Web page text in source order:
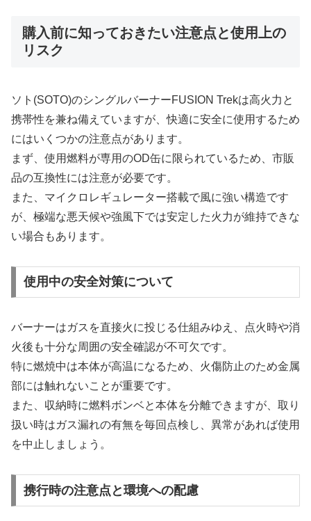
購入前に知っておきたい注意点と使用上の
リスク
ソト(SOTO)のシングルバーナーFUSION Trekは高火力と
携帯性を兼ね備えていますが、快適に安全に使用するため
にはいくつかの注意点があります。
まず、使用燃料が専用のOD缶に限られているため、市販
品の互換性には注意が必要です。
また、マイクロレギュレーター搭載で風に強い構造です
が、極端な悪天候や強風下では安定した火力が維持できな
い場合もあります。
使用中の安全対策について
バーナーはガスを直接火に投じる仕組みゆえ、点火時や消
火後も十分な周囲の安全確認が不可欠です。
特に燃焼中は本体が高温になるため、火傷防止のため金属
部には触れないことが重要です。
また、収納時に燃料ボンベと本体を分離できますが、取り
扱い時はガス漏れの有無を毎回点検し、異常があれば使用
を中止しましょう。
携行時の注意点と環境への配慮